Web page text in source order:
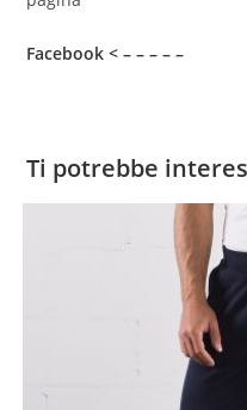
Facebook < – – – – –
Ti potrebbe